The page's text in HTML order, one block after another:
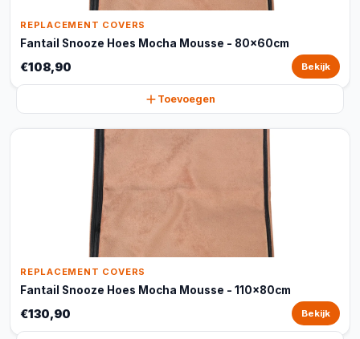
REPLACEMENT COVERS
Fantail Snooze Hoes Mocha Mousse - 80x60cm
€108,90 Bekijk
Toevoegen
REPLACEMENT COVERS
Fantail Snooze Hoes Mocha Mousse - 110x80cm
€130,90 Bekijk